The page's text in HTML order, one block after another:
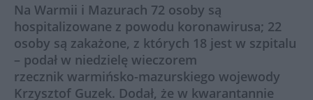
Na Warmii i Mazurach 72 osoby są
hospitalizowane z powodu koronawirusa; 22
osoby są zakażone, z których 18 jest w szpitalu
– podał w niedzielę wieczorem
rzecznik warmińsko-mazurskiego wojewody
Krzysztof Guzek. Dodał, że w kwarantannie